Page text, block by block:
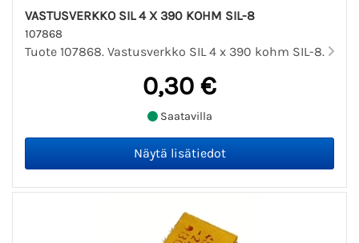
VASTUSVERKKO SIL 4 X 390 KOHM SIL-8
107868
Tuote 107868. Vastusverkko SIL 4 x 390 kohm SIL-8.
0,30 €
Saatavilla